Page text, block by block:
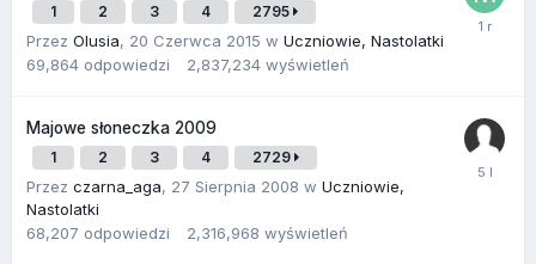
1 2 3 4 2795
Przez Olusia, 20 Czerwca 2015 w Uczniowie, Nastolatki
69,864 odpowiedzi 2,837,234 wyświetleń
Majowe słoneczka 2009
1 2 3 4 2729
Przez czarna_aga, 27 Sierpnia 2008 w Uczniowie,
Nastolatki
68,207 odpowiedzi 2,316,968 wyświetleń